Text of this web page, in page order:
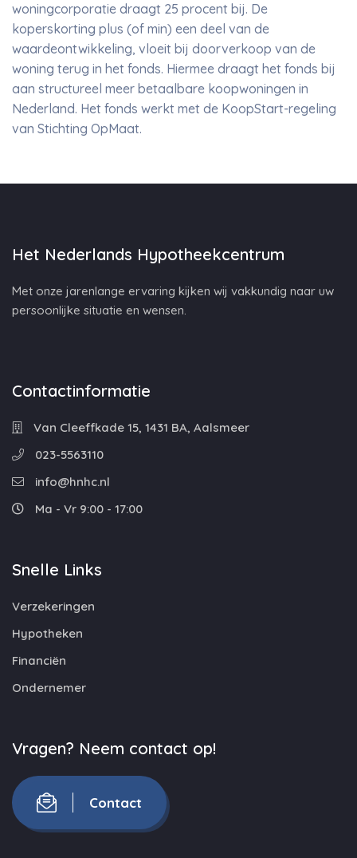
woningcorporatie draagt 25 procent bij. De
koperskorting plus (of min) een deel van de
waardeontwikkeling, vloeit bij doorverkoop van de
woning terug in het fonds. Hiermee draagt het fonds bij
aan structureel meer betaalbare koopwoningen in
Nederland. Het fonds werkt met de KoopStart-regeling
van Stichting OpMaat.
Het Nederlands Hypotheekcentrum
Met onze jarenlange ervaring kijken wij vakkundig naar uw
persoonlijke situatie en wensen.
Contactinformatie
Van Cleeffkade 15, 1431 BA, Aalsmeer
023-5563110
info@hnhc.nl
Ma - Vr 9:00 - 17:00
Snelle Links
Verzekeringen
Hypotheken
Financiën
Ondernemer
Vragen? Neem contact op!
Contact